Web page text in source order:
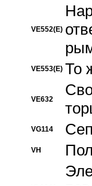
VE552(E)
VE553(E) То
VE632
VG114
VH